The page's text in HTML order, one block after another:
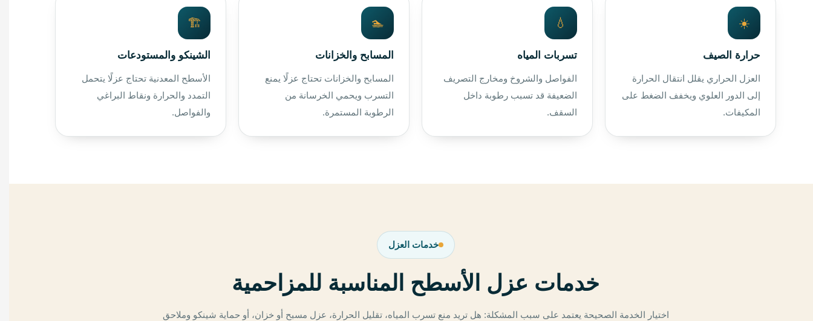
☀️
حرارة الصيف
العزل الحراري يقلل انتقال الحرارة
إلى الدور العلوي ويخفف الضغط على
المكيفات.
💧
تسربات المياه
الفواصل والشروخ ومخارج التصريف
الضعيفة قد تسبب رطوبة داخل
السقف.
🏊
المسابح والخزانات
المسابح والخزانات تحتاج عزلًا يمنع
التسرب ويحمي الخرسانة من
الرطوبة المستمرة.
🏗️
الشينكو والمستودعات
الأسطح المعدنية تحتاج عزلًا يتحمل
التمدد والحرارة ونقاط البراغي
والفواصل.
خدمات العزل
خدمات عزل الأسطح المناسبة للمزاحمية
اختيار الخدمة الصحيحة يعتمد على سبب المشكلة: هل تريد منع تسرب المياه، تقليل الحرارة، عزل مسبح أو خزان، أو حماية شينكو وملاحق